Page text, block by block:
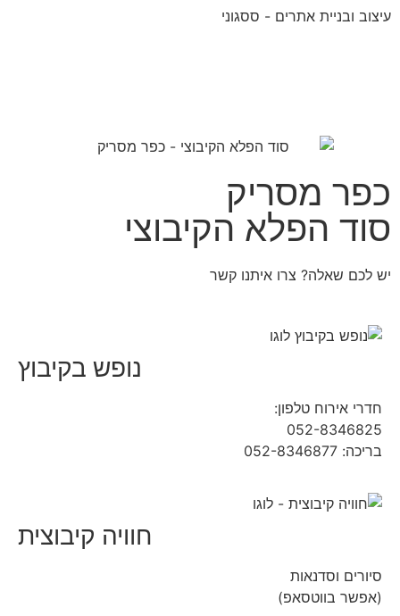
עיצוב ובניית אתרים - ססגוני
כפר מסריק
סוד הפלא הקיבוצי
יש לכם שאלה? צרו איתנו קשר
נופש בקיבוץ
חדרי אירוח טלפון:
052-8346825
בריכה: 052-8346877
חוויה קיבוצית
סיורים וסדנאות
(אפשר בווטסאפ)